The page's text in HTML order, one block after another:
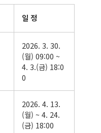
일 정
2026. 3. 30.
(월) 09:00 ~
4. 3.(금) 18:0
0
2026. 4. 13.
(월) ~ 4. 24.
(금) 18:00